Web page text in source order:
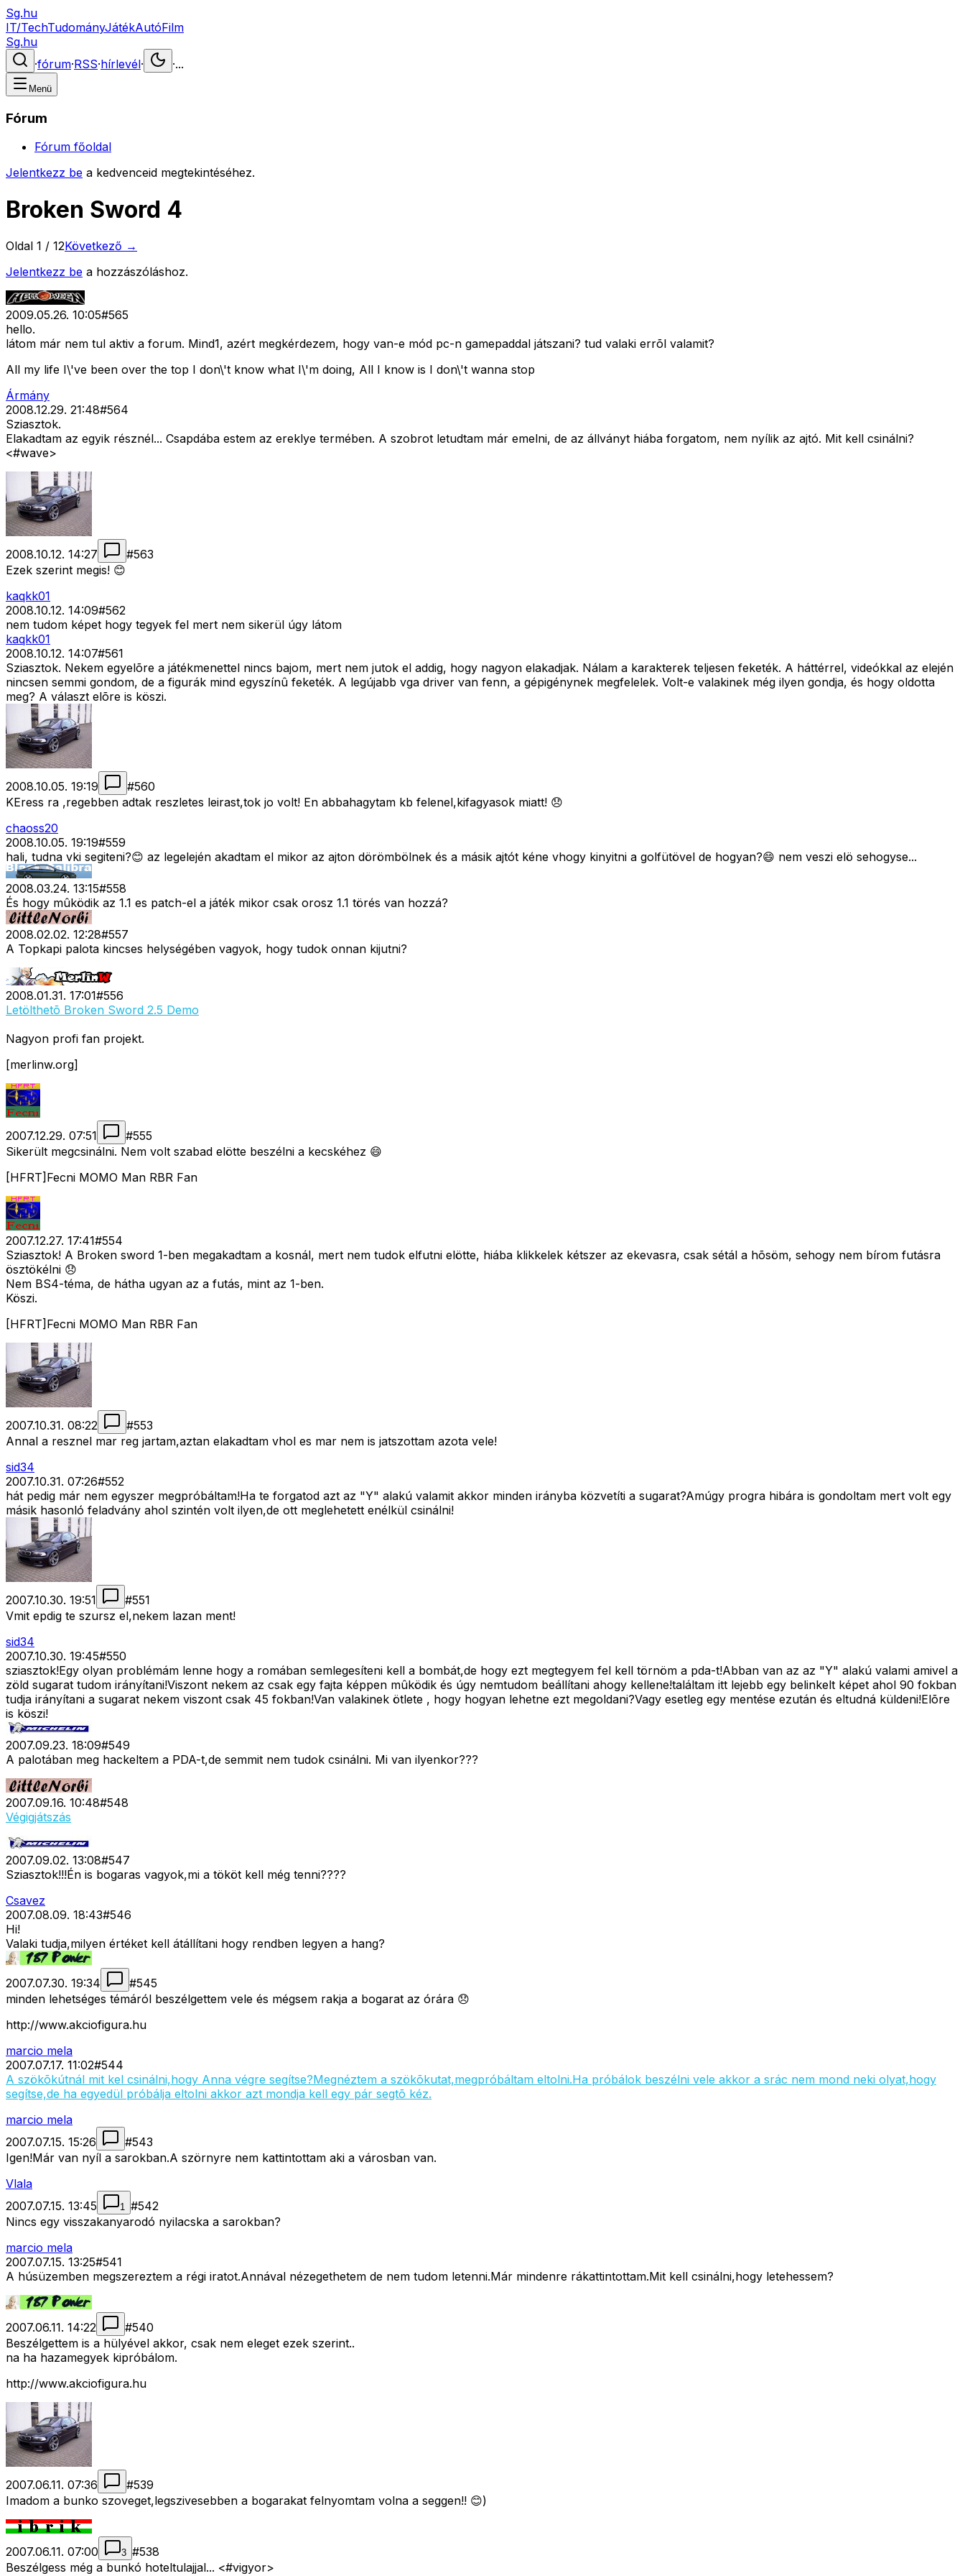
Sg.hu
IT/TechTudományJátékAutóFilm
Sg.hu
·fórum·RSS·hírlevél· ·...
Menü
Fórum
Fórum főoldal
Jelentkezz be a kedvenceid megtekintéséhez.
Broken Sword 4
Oldal 1 / 12Következő →
Jelentkezz be a hozzászóláshoz.
2009.05.26. 10:05#565
hello.
látom már nem tul aktiv a forum. Mind1, azért megkérdezem, hogy van-e mód pc-n gamepaddal játszani? tud valaki errõl valamit?
All my life I\'ve been over the top I don\'t know what I\'m doing, All I know is I don\'t wanna stop
Ármány
2008.12.29. 21:48#564
Sziasztok.
Elakadtam az egyik résznél... Csapdába estem az ereklye termében. A szobrot letudtam már emelni, de az állványt hiába forgatom, nem nyílik az ajtó. Mit kell csinálni?
<#wave>
2008.10.12. 14:27 #563
Ezek szerint megis! 😊
kaqkk01
2008.10.12. 14:09#562
nem tudom képet hogy tegyek fel mert nem sikerül úgy látom
kaqkk01
2008.10.12. 14:07#561
Sziasztok. Nekem egyelõre a játékmenettel nincs bajom, mert nem jutok el addig, hogy nagyon elakadjak. Nálam a karakterek teljesen feketék. A háttérrel, videókkal az elején
nincsen semmi gondom, de a figurák mind egyszínû feketék. A legújabb vga driver van fenn, a gépigénynek megfelelek. Volt-e valakinek még ilyen gondja, és hogy oldotta
meg? A választ elõre is köszi.
2008.10.05. 19:19 #560
KEress ra ,regebben adtak reszletes leirast,tok jo volt! En abbahagytam kb felenel,kifagyasok miatt! 😞
chaoss20
2008.10.05. 19:19#559
hali, tudna vki segiteni?😊 az legelején akadtam el mikor az ajton dörömbölnek és a másik ajtót kéne vhogy kinyitni a golfütövel de hogyan?😄 nem veszi elö sehogyse...
2008.03.24. 13:15#558
És hogy mûködik az 1.1 es patch-el a játék mikor csak orosz 1.1 törés van hozzá?
2008.02.02. 12:28#557
A Topkapi palota kincses helységében vagyok, hogy tudok onnan kijutni?
2008.01.31. 17:01#556
Letölthetõ Broken Sword 2.5 Demo
Nagyon profi fan projekt.
[merlinw.org]
2007.12.29. 07:51 #555
Sikerült megcsinálni. Nem volt szabad elötte beszélni a kecskéhez 😄
[HFRT]Fecni MOMO Man RBR Fan
2007.12.27. 17:41#554
Sziasztok! A Broken sword 1-ben megakadtam a kosnál, mert nem tudok elfutni elötte, hiába klikkelek kétszer az ekevasra, csak sétál a hõsöm, sehogy nem bírom futásra
ösztökélni 😞
Nem BS4-téma, de hátha ugyan az a futás, mint az 1-ben.
Köszi.
[HFRT]Fecni MOMO Man RBR Fan
2007.10.31. 08:22 #553
Annal a resznel mar reg jartam,aztan elakadtam vhol es mar nem is jatszottam azota vele!
sid34
2007.10.31. 07:26#552
hát pedig már nem egyszer megpróbáltam!Ha te forgatod azt az "Y" alakú valamit akkor minden irányba közvetíti a sugarat?Amúgy progra hibára is gondoltam mert volt egy
másik hasonló feladvány ahol szintén volt ilyen,de ott meglehetett enélkül csinálni!
2007.10.30. 19:51 #551
Vmit epdig te szursz el,nekem lazan ment!
sid34
2007.10.30. 19:45#550
sziasztok!Egy olyan problémám lenne hogy a romában semlegesíteni kell a bombát,de hogy ezt megtegyem fel kell törnöm a pda-t!Abban van az az "Y" alakú valami amivel a
zöld sugarat tudom irányítani!Viszont nekem az csak egy fajta képpen mûködik és úgy nemtudom beállítani ahogy kellene!találtam itt lejebb egy belinkelt képet ahol 90 fokban
tudja irányítani a sugarat nekem viszont csak 45 fokban!Van valakinek ötlete , hogy hogyan lehetne ezt megoldani?Vagy esetleg egy mentése ezután és eltudná küldeni!Elõre
is köszi!
2007.09.23. 18:09#549
A palotában meg hackeltem a PDA-t,de semmit nem tudok csinálni. Mi van ilyenkor???
2007.09.16. 10:48#548
Végigjátszás
2007.09.02. 13:08#547
Sziasztok!!!Én is bogaras vagyok,mi a tököt kell még tenni????
Csavez
2007.08.09. 18:43#546
Hi!
Valaki tudja,milyen értéket kell átállítani hogy rendben legyen a hang?
2007.07.30. 19:34 #545
minden lehetséges témáról beszélgettem vele és mégsem rakja a bogarat az órára 😞
http://www.akciofigura.hu
marcio mela
2007.07.17. 11:02#544
A szökõkútnál mit kel csinálni,hogy Anna végre segítse?Megnéztem a szökõkutat,megpróbáltam eltolni.Ha próbálok beszélni vele akkor a srác nem mond neki olyat,hogy
segítse,de ha egyedül próbálja eltolni akkor azt mondja kell egy pár segtõ kéz.
marcio mela
2007.07.15. 15:26
#543
Igen!Már van nyíl a sarokban.A szörnyre nem kattintottam aki a városban van.
Vlala
2007.07.15. 13:45
1 #542
Nincs egy visszakanyarodó nyilacska a sarokban?
marcio mela
2007.07.15. 13:25#541
A húsüzemben megszereztem a régi iratot.Annával nézegethetem de nem tudom letenni.Már mindenre rákattintottam.Mit kell csinálni,hogy letehessem?
2007.06.11. 14:22 #540
Beszélgettem is a hülyével akkor, csak nem eleget ezek szerint..
na ha hazamegyek kipróbálom.
http://www.akciofigura.hu
2007.06.11. 07:36 #539
Imadom a bunko szoveget,legszivesebben a bogarakat felnyomtam volna a seggen!! 😊)
2007.06.11. 07:00 3 #538
Beszélgess még a bunkó hoteltulajjal... <#vigyor>